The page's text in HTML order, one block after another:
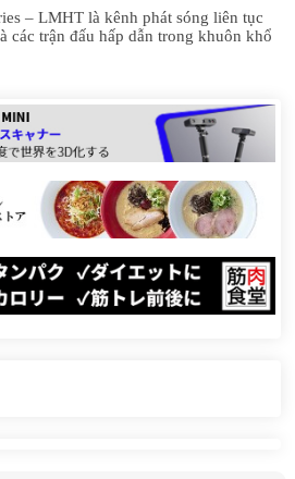
– LMHT là kênh phát sóng liên tục
các trận đấu hấp dẫn trong khuôn khổ